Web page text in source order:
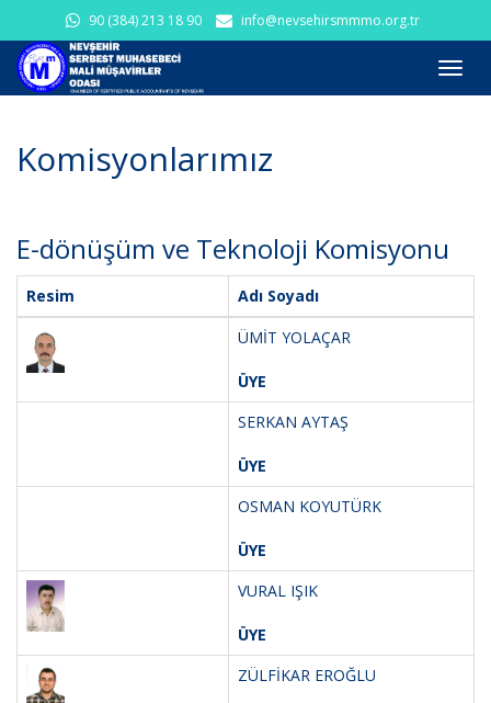
90 (384) 213 18 90 info@nevsehirsmmmo.org.tr
Komisyonlarımız
E-dönüşüm ve Teknoloji Komisyonu
Resim
Adı Soyadı
ÜMİT YOLAÇAR
ÜYE
SERKAN AYTAŞ
ÜYE
OSMAN KOYUTÜRK
ÜYE
VURAL IŞIK
ÜYE
ZÜLFİKAR EROĞLU